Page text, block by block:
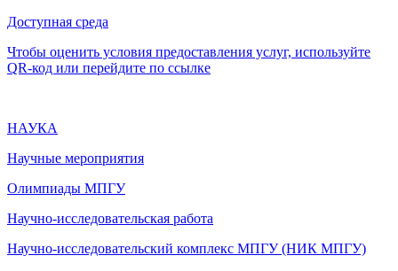
Доступная среда
Чтобы оценить условия предоставления услуг, используйте
QR-код или перейдите по ссылке
НАУКА
Научные мероприятия
Олимпиады МПГУ
Научно-исследовательская работа
Научно-исследовательский комплекс МПГУ (НИК МПГУ)